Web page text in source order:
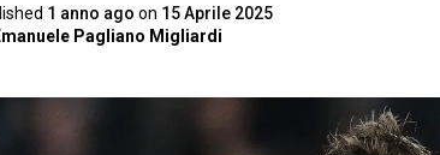
1 anno ago on 15 Aprile 2025
Pagliano Migliardi